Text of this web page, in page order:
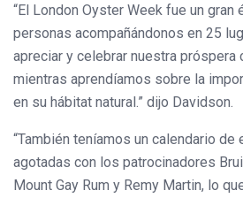
“El London Oyster Week fue un gran
personas acompañándonos en 25
apreciar y celebrar nuestra próspera
mientras aprendíamos sobre la
en su hábitat natural.” dijo Davidson.
“También teníamos un calendario
agotadas con los patrocinadores
Mount Gay Rum y Remy Martin, lo